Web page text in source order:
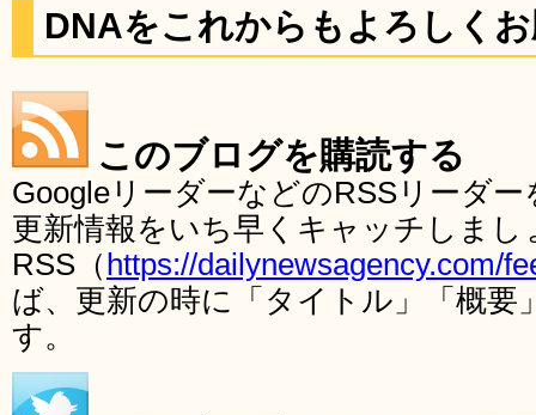
DNAをこれからもよろしく
このブログを購読する
GoogleリーダーなどのRSSリーダ
更新情報をいち早くキャッチしま
RSS（ https://dailynewsagency.com/
ば、更新の時に「タイトル」「概要
す。